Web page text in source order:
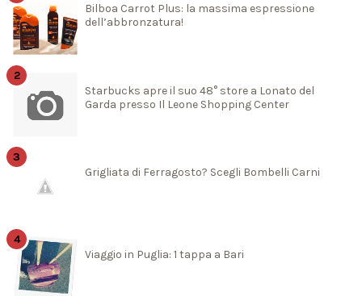
Bilboa Carrot Plus: la massima espressione
dell’abbronzatura!
Starbucks apre il suo 48° store a Lonato del
Garda presso Il Leone Shopping Center
Grigliata di Ferragosto? Scegli Bombelli Carni
Viaggio in Puglia: 1 tappa a Bari